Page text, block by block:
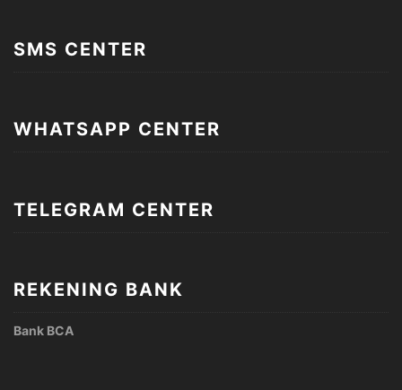
SMS CENTER
WHATSAPP CENTER
TELEGRAM CENTER
REKENING BANK
Bank BCA